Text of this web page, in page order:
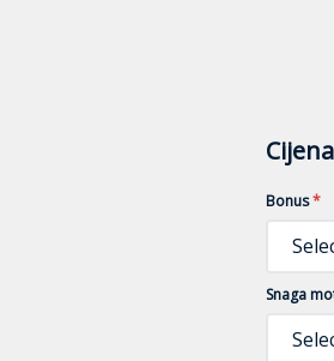
Bonus*
Snaga